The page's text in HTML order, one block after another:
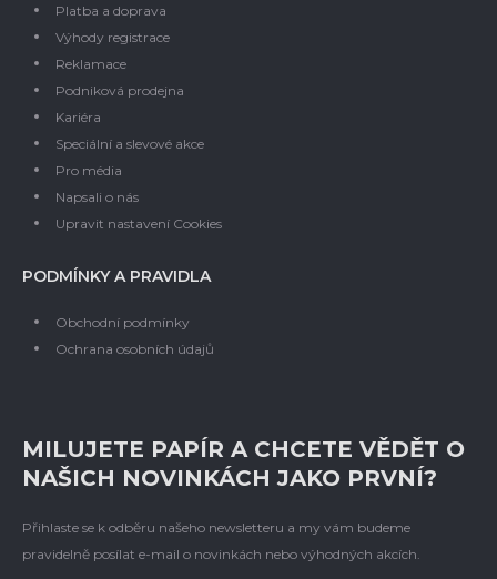
Platba a doprava
Výhody registrace
Reklamace
Podniková prodejna
Kariéra
Speciální a slevové akce
Pro média
Napsali o nás
Upravit nastavení Cookies
PODMÍNKY A PRAVIDLA
Obchodní podmínky
Ochrana osobních údajů
MILUJETE PAPÍR A CHCETE VĚDĚT O
NAŠICH NOVINKÁCH JAKO PRVNÍ?
Přihlaste se k odběru našeho newsletteru a my vám budeme
pravidelně posílat e-mail o novinkách nebo výhodných akcích.